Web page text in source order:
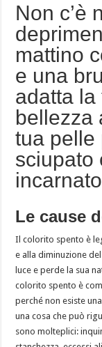
Non c’è
mattino
e una
adatta la
bellezza
tua pelle
sciupato
Le cause
Il colorito spento è
e alla diminuzione
luce e perde la sua
colorito spento è
perché non esiste
una cosa che può
sono molteplici: